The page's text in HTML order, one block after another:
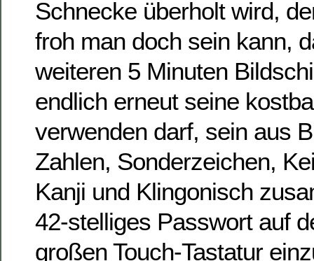
Schnecke überholt wird,
froh man doch sein kann,
weiteren 5 Minuten
endlich erneut seine
verwenden darf, sein aus
Zahlen, Sonderzeichen,
Kanji und Klingonisch
42-stelliges Passwort auf
großen Touch-Tastatur